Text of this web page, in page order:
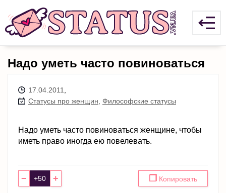
Надо уметь часто повиноваться
17.04.2011
Статусы про женщин Философские статусы
Надо уметь часто повиноваться женщине, чтобы
иметь право иногда ею повелевать.
− + ❐ Копировать